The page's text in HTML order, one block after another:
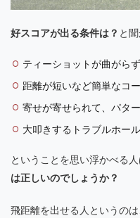
好スコアが出る条件は？ と
ティーショットが曲がら
距離が短いなど簡単なコ
寄せが寄せられて、パタ
大叩きするトラブルホー
ということを思い浮かべる人
は正しいのでしょうか？
飛距離を出せる人というのは